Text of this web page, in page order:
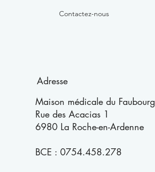
Contactez-nous
Adresse
Maison médicale du Faubourg
Rue des Acacias 1
6980 La Roche-en-Ardenne
BCE : 0754.458.278